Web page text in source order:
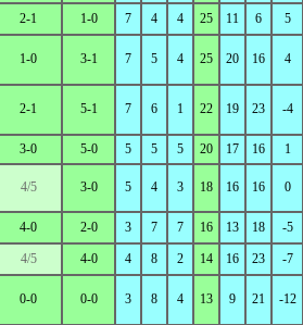
2-1 1-0 7 4 4 25 11 6 5
1-0 3-1 7 5 4 25 20 16 4
2-1 5-1 7 6 1 22 19 23 -4
3-0 5-0 5 5 5 20 17 16 1
4/5 3-0 5 4 3 18 16 16 0
4-0 2-0 3 7 7 16 13 18 -5
4/5 4-0 4 8 2 14 16 23 -7
0-0 0-0 3 8 4 13 9 21 -12